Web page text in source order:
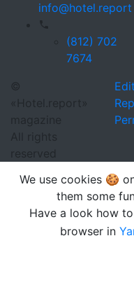
info@hotel.report
(812) 702
7674
©
«Hotel.report»
magazine
All rights
reserved
We use cookies 🍪
them some
Have a look how
browser in